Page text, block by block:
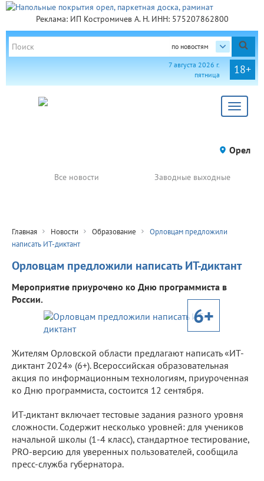
Реклама: ИП Костромичев А. Н. ИНН: 575207862800
по новостям
18+
7 августа 2026 г.
пятница
Toggle
Орел
Все новости Заводные выходные
Главная Новости Образование
Орловцам предложили
написать ИТ-диктант
Орловцам предложили написать ИТ-диктант
Мероприятие приурочено ко Дню программиста в
России.
6+
Жителям Орловской области предлагают написать «ИТ-
диктант 2024» (6+). Всероссийская образовательная
акция по информационным технологиям, приуроченная
ко Дню программиста, состоится 12 сентября.
ИТ-диктант включает тестовые задания разного уровня
сложности. Содержит несколько уровней: для учеников
начальной школы (1-4 класс), стандартное тестирование,
PRO-версию для уверенных пользователей, сообщила
пресс-служба губернатора.